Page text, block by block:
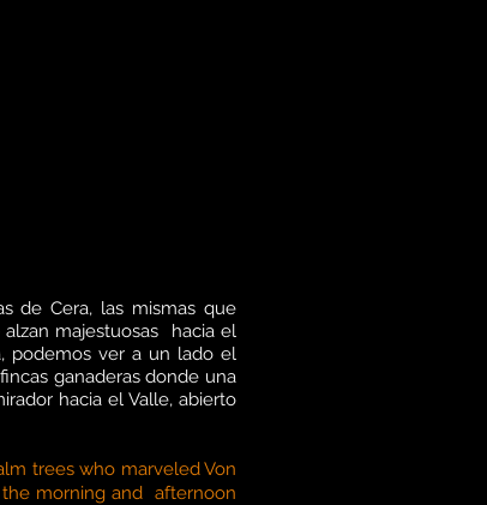
de Cera, las mismas que
majestuosas hacia el
podemos ver a un lado el
ganaderas donde una
hacia el Valle, abierto
trees who marveled Von
morning and afternoon